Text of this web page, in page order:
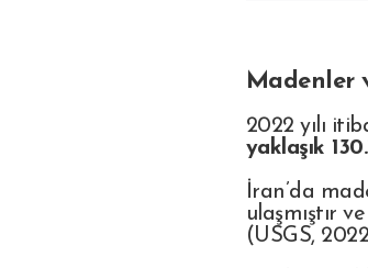
Madenler
2022 yılı
yaklaşık
İran’da
ulaşmıştır
(USGS,